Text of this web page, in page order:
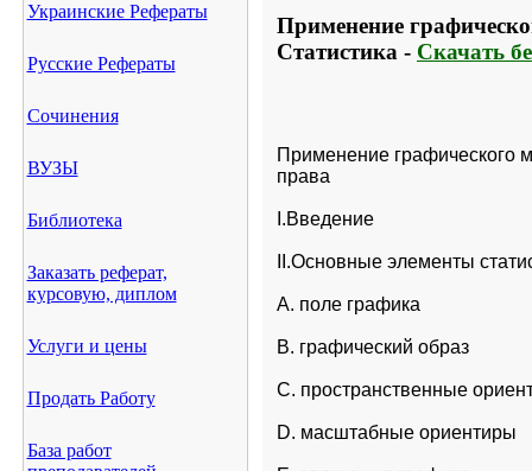
Украинские Рефераты
Русские Рефераты
Сочинения
ВУЗЫ
Библиотека
Заказать реферат,
курсовую, диплом
Услуги и цены
Продать Работу
База работ
Применение
Статистика - Скачать
Применение графического
права
I.Введение
II.Основные элементы
A. поле графика
B. графический образ
C. пространственные
D. масштабные ориентиры